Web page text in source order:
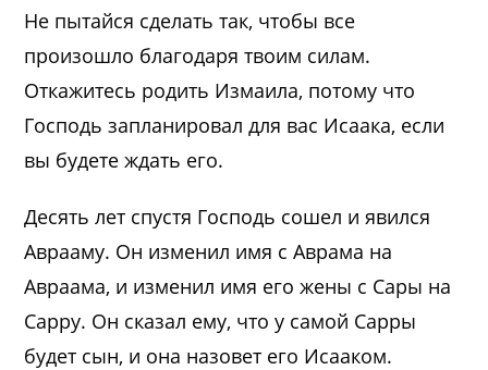
Не пытайся сделать так, чтобы все
произошло благодаря твоим силам.
Откажитесь родить Измаила, потому что
Господь запланировал для вас Исаака, если
вы будете ждать его.
Десять лет спустя Господь сошел и явился
Аврааму. Он изменил имя с Аврама на
Авраама, и изменил имя его жены с Сары на
Сарру. Он сказал ему, что у самой Сарры
будет сын, и она назовет его Исааком.